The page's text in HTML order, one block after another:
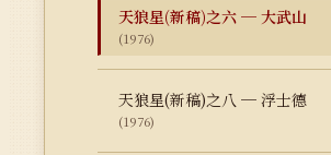
天狼星(新稿)之六 ─ 大武山
(1976)
天狼星(新稿)之八 ─ 浮士德
(1976)